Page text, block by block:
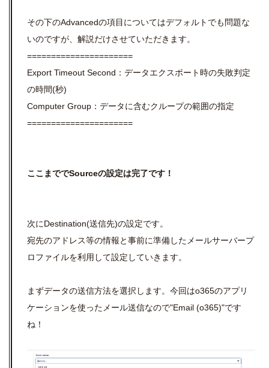
その下のAdvancedの項目についてはデフォルトでも問題な
いのですが、解説だけさせていただきます。
======================
Export Timeout Second：データエクスポート時の失敗判定
の時間(秒)
Computer Group：データに含むクループの範囲の指定
======================
ここまででSourceの設定は完了です！
次にDestination(送信先)の設定です。
宛先のアドレス等の情報と事前に準備したメールサーバープ
ロファイルを利用して設定していきます。
まずデータの送信方法を選択します。今回はo365のアプリ
ケーションを使ったメール送信なので"Email (o365)"です
ね！